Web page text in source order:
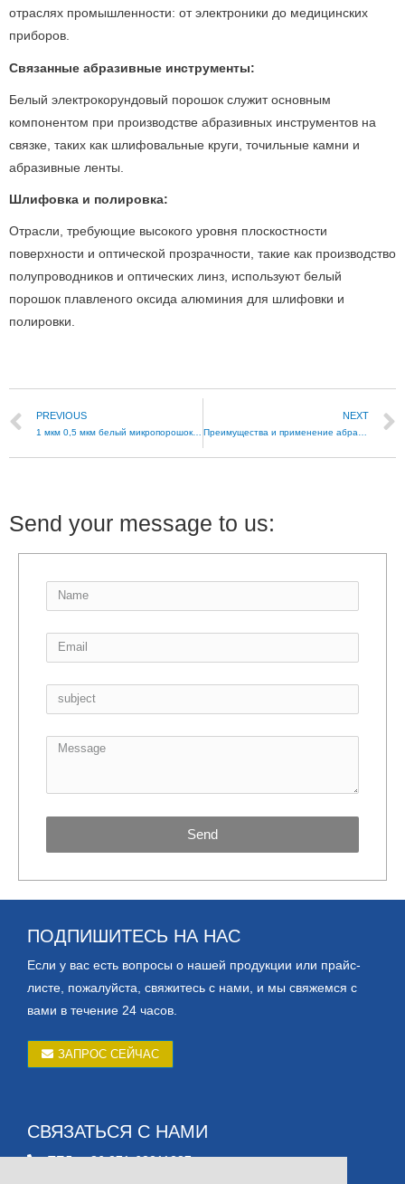
отраслях промышленности: от электроники до медицинских
приборов.
Связанные абразивные инструменты:
Белый электрокорундовый порошок служит основным
компонентом при производстве абразивных инструментов на
связке, таких как шлифовальные круги, точильные камни и
абразивные ленты.
Шлифовка и полировка:
Отрасли, требующие высокого уровня плоскостности
поверхности и оптической прозрачности, такие как производство
полупроводников и оптических линз, используют белый
порошок плавленого оксида алюминия для шлифовки и
полировки.
PREVIOUS NEXT
Send your message to us:
Send
ПОДПИШИТЕСЬ НА НАС
Если у вас есть вопросы о нашей продукции или прайс-
листе, пожалуйста, свяжитесь с нами, и мы свяжемся с
вами в течение 24 часов.
ЗАПРОС СЕЙЧАС
СВЯЗАТЬСЯ С НАМИ
ТЕЛ.: +86 371-63211287